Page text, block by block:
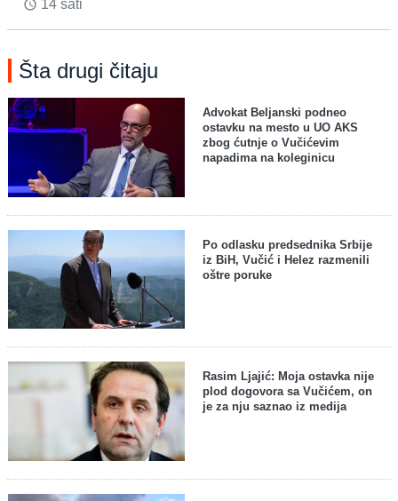
access_time 14 sati
Šta drugi čitaju
Advokat Beljanski podneo
ostavku na mesto u UO AKS
zbog ćutnje o Vučićevim
napadima na koleginicu
Po odlasku predsednika Srbije
iz BiH, Vučić i Helez razmenili
oštre poruke
Rasim Ljajić: Moja ostavka nije
plod dogovora sa Vučićem, on
je za nju saznao iz medija